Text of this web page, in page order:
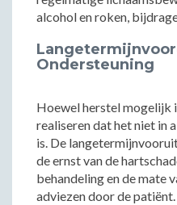
alcohol en roken,
Ondersteuning
Hoewel herstel mogelijk
realiseren dat het niet in
is. De
de ernst van de
behandeling en de mate
adviezen door de